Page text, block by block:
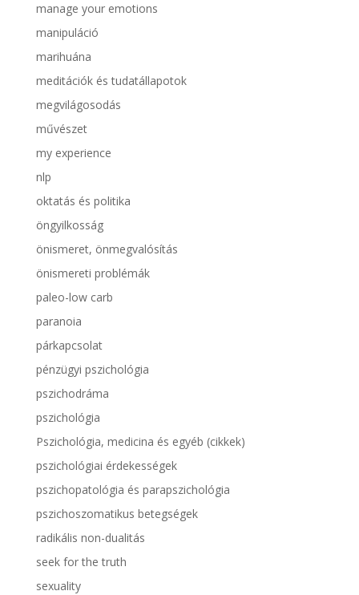
manage your emotions
manipuláció
marihuána
meditációk és tudatállapotok
megvilágosodás
művészet
my experience
nlp
oktatás és politika
öngyilkosság
önismeret, önmegvalósítás
önismereti problémák
paleo-low carb
paranoia
párkapcsolat
pénzügyi pszichológia
pszichodráma
pszichológia
Pszichológia, medicina és egyéb (cikkek)
pszichológiai érdekességek
pszichopatológia és parapszichológia
pszichoszomatikus betegségek
radikális non-dualitás
seek for the truth
sexuality